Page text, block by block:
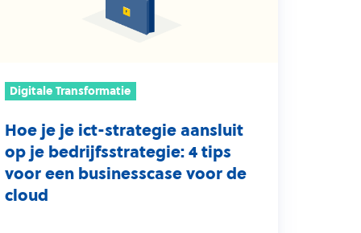
Digitale Transformatie
Hoe je je ict-strategie aansluit
op je bedrijfsstrategie: 4 tips
voor een businesscase voor de
cloud